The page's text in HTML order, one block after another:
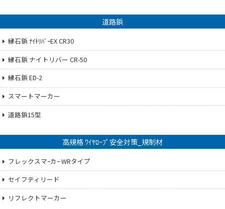
道路鋲
縁石鋲 ﾅｲﾄﾘﾊﾞｰEX CR30
縁石鋲 ナイトリバー CR-50
縁石鋲 ED-2
スマートマーカー
道路鋲15型
高規格 ﾜｲﾔﾛｰﾌﾟ安全対策_規制材
フレックスマｰカｰ WRタイプ
セイフティリード
リフレクトマーカー